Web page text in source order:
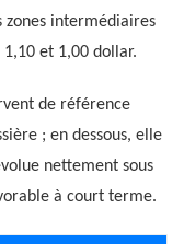
zones intermédiaires
et 1,00 dollar.
de référence
; en dessous, elle
nettement sous
à court terme.